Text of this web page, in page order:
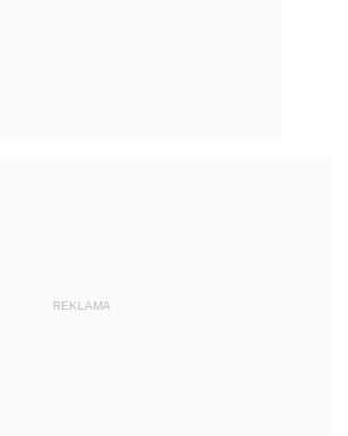
REKLAMA